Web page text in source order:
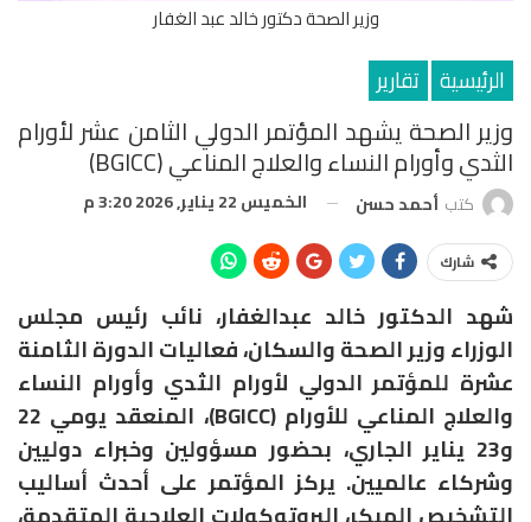
وزير الصحة دكتور خالد عبد الغفار
الرئيسية تقارير
وزير الصحة يشهد المؤتمر الدولي الثامن عشر لأورام
الثدي وأورام النساء والعلاج المناعي (BGICC)
كتب أحمد حسن الخميس 22 يناير, 2026 3:20 م
شارك
شهد الدكتور خالد عبدالغفار، نائب رئيس مجلس
الوزراء وزير الصحة والسكان، فعاليات الدورة الثامنة
عشرة للمؤتمر الدولي لأورام الثدي وأورام النساء
والعلاج المناعي للأورام (BGICC)، المنعقد يومي 22
و23 يناير الجاري، بحضور مسؤولين وخبراء دوليين
وشركاء عالميين. يركز المؤتمر على أحدث أساليب